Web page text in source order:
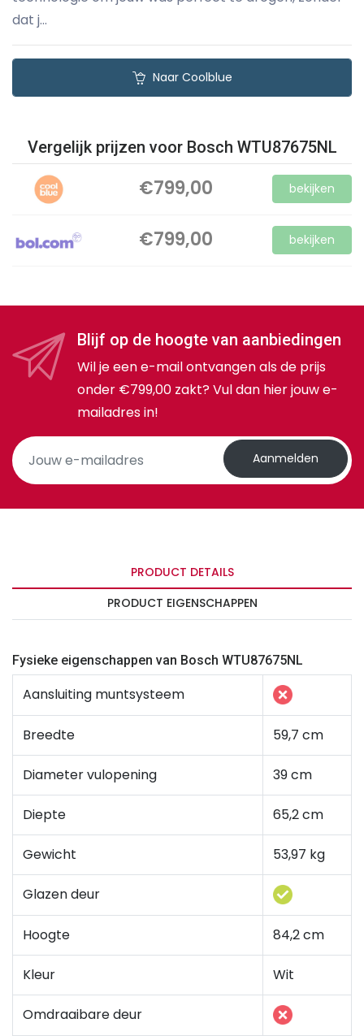
dat j...
Naar Coolblue
Vergelijk prijzen voor Bosch WTU87675NL
€799,00 bekijken
€799,00 bekijken
Blijf op de hoogte van aanbiedingen
Wil je een e-mail ontvangen als de prijs
onder €799,00 zakt? Vul dan hier jouw e-
mailadres in!
Aanmelden
PRODUCT DETAILS
PRODUCT EIGENSCHAPPEN
Fysieke eigenschappen van Bosch WTU87675NL
Aansluiting muntsysteem
Breedte 59,7 cm
Diameter vulopening 39 cm
Diepte 65,2 cm
Gewicht 53,97 kg
Glazen deur
Hoogte 84,2 cm
Kleur Wit
Omdraaibare deur